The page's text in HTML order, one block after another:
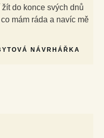
do konce svých dnů
mám ráda a navíc mě
NÁVRHÁŘKA